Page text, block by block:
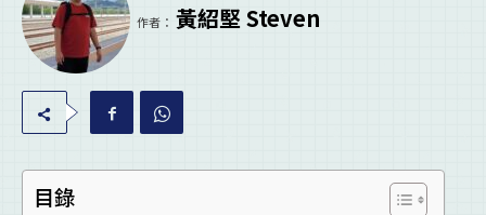
作者： 黃紹堅 Steven
目錄